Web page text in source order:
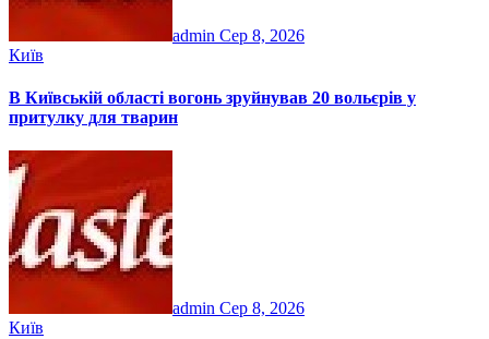
admin Сер 8, 2026
Київ
В Київській області вогонь зруйнував 20 вольєрів у
притулку для тварин
admin Сер 8, 2026
Київ